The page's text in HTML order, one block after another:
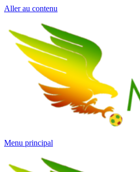
Aller au contenu
Menu principal